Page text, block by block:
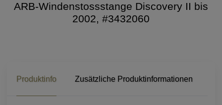
ARB-Windenstossstange Discovery II bis
2002, #3432060
Produktinfo Zusätzliche Produktinformationen